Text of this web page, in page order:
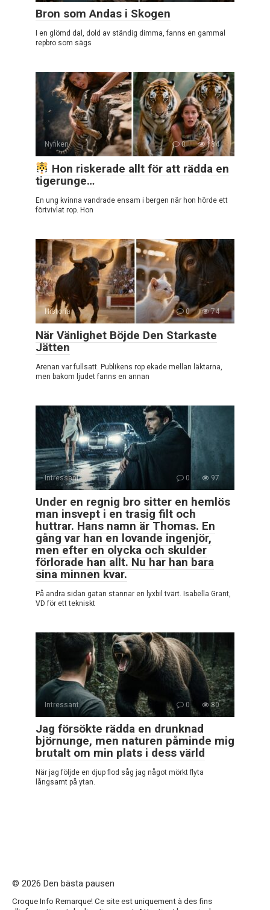
Bron som Andas i Skogen
I en glömd dal, dold av ständig dimma, fanns en gammal
repbro som sägs
Nyfiken 0 184
Hon riskerade allt för att rädda en
tigerunge…
En ung kvinna vandrade ensam i bergen när hon hörde ett
förtvivlat rop. Hon
Historia 0 74
När Vänlighet Böjde Den Starkaste
Jätten
Arenan var fullsatt. Publikens rop ekade mellan läktarna,
men bakom ljudet fanns en annan
Intressant 0 97
Under en regnig bro sitter en hemlös
man insvept i en trasig filt och
huttrar. Hans namn är Thomas. En
gång var han en lovande ingenjör,
men efter en olycka och skulder
förlorade han allt. Nu har han bara
sina minnen kvar.
På andra sidan gatan stannar en lyxbil tvärt. Isabella Grant,
VD för ett tekniskt
Intressant 0 80
Jag försökte rädda en drunknad
björnunge, men naturen påminde mig
brutalt om min plats i dess värld
När jag följde en djup flod såg jag något mörkt flyta
långsamt på ytan.
© 2026 Den bästa pausen
Croque Info Remarque! Ce site est uniquement à des fins